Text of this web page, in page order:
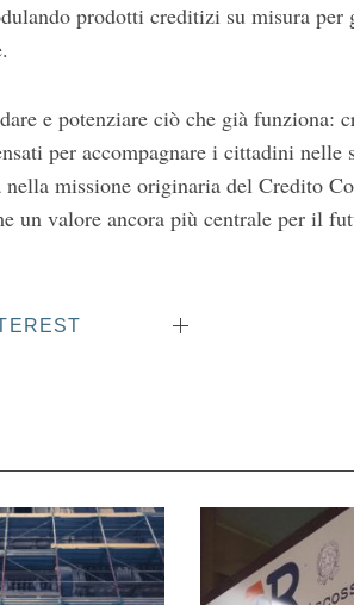
prodotti creditizi su misura per
e potenziare ciò che già funziona:
per accompagnare i cittadini nelle
missione originaria del Credito
un valore ancora più centrale per il